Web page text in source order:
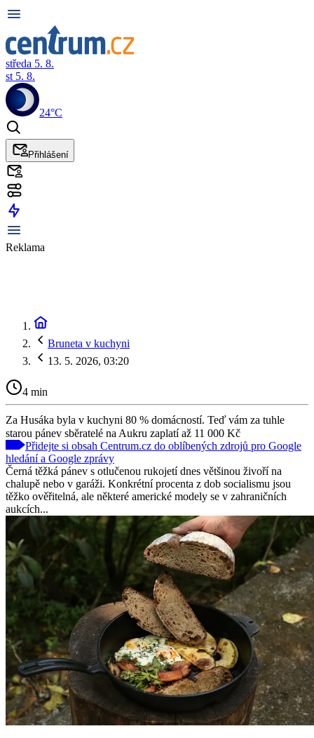
středa 5. 8.
st 5. 8.
24°C
Přihlášení
Reklama
Bruneta v kuchyni
13. 5. 2026, 03:20
4 min
Za Husáka byla v kuchyni 80 % domácností. Teď vám za tuhle
starou pánev sběratelé na Aukru zaplatí až 11 000 Kč
Přidejte si obsah Centrum.cz do oblíbených zdrojů pro Google
hledání a Google zprávy
Černá těžká pánev s otlučenou rukojetí dnes většinou živoří na
chalupě nebo v garáži. Konkrétní procenta z dob socialismu jsou
těžko ověřitelná, ale některé americké modely se v zahraničních
aukcích...